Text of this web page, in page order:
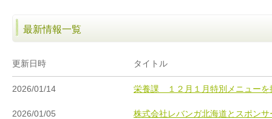
最新情報一覧
更新日時 タイトル
2026/01/14 栄養課 １２月１月特別メニューを
2026/01/05 株式会社レバンガ北海道とスポン